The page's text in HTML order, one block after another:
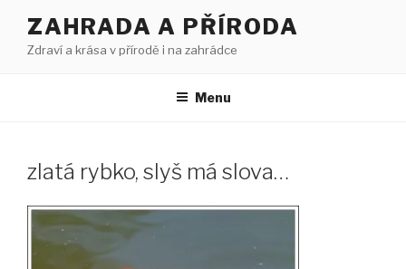
obsahu
ZAHRADA A PŘÍRODA
Zdraví a krása v přírodě i na zahrádce
Menu
zlatá rybko, slyš má slova…